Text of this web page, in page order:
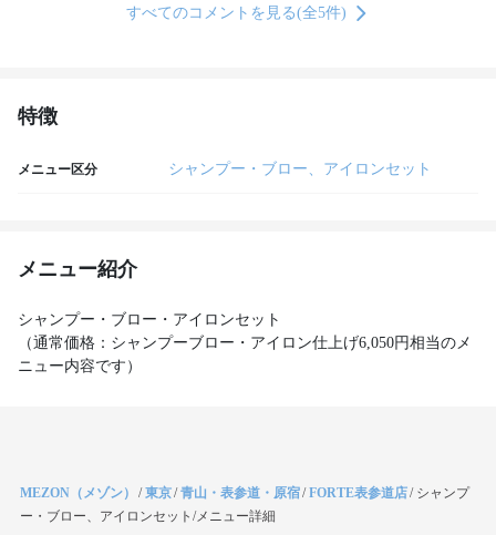
すべてのコメントを見る(全5件)
特徴
メニュー区分 シャンプー・ブロー、アイロンセット
メニュー紹介
シャンプー・ブロー・アイロンセット
（通常価格：シャンプーブロー・アイロン仕上げ6,050円相当のメ
ニュー内容です）
MEZON（メゾン） /東京/青山・表参道・原宿/FORTE表参道店/ シャンプ
ー・ブロー、アイロンセット/メニュー詳細